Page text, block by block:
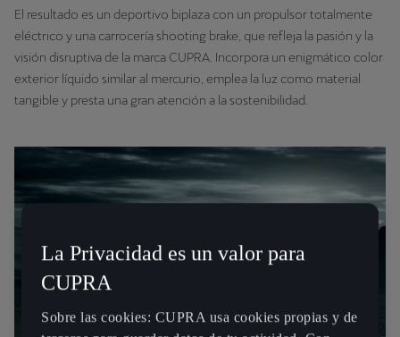
El resultado es un deportivo biplaza con un propulsor totalmente
eléctrico y una carrocería shooting brake, que refleja la pasión y la
visión disruptiva de la marca CUPRA. Incorpora un enigmático color
exterior líquido similar al mercurio, emplea la luz como material
tangible y presta una gran atención a la sostenibilidad.
La Privacidad es un valor para
CUPRA
Sobre las cookies: CUPRA usa cookies propias y de